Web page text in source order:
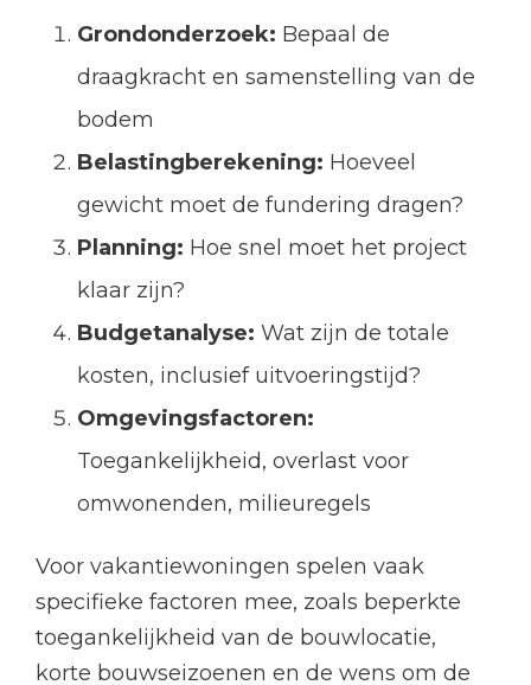
Grondonderzoek: Bepaal de
draagkracht en samenstelling van de
bodem
Belastingberekening: Hoeveel
gewicht moet de fundering dragen?
Planning: Hoe snel moet het project
klaar zijn?
Budgetanalyse: Wat zijn de totale
kosten, inclusief uitvoeringstijd?
Omgevingsfactoren:
Toegankelijkheid, overlast voor
omwonenden, milieuregels
Voor vakantiewoningen spelen vaak
specifieke factoren mee, zoals beperkte
toegankelijkheid van de bouwlocatie,
korte bouwseizoenen en de wens om de